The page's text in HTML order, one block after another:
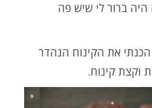
ברור לי שיש פה
הכנתי את הקינוח הנהדר
וקצת קינוח.